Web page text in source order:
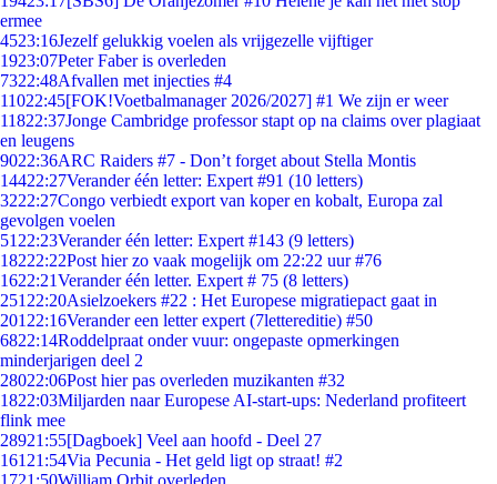
ermee
4523:16Jezelf gelukkig voelen als vrijgezelle vijftiger
1923:07Peter Faber is overleden
7322:48Afvallen met injecties #4
11022:45[FOK!Voetbalmanager 2026/2027] #1 We zijn er weer
11822:37Jonge Cambridge professor stapt op na claims over plagiaat
en leugens
9022:36ARC Raiders #7 - Don’t forget about Stella Montis
14422:27Verander één letter: Expert #91 (10 letters)
3222:27Congo verbiedt export van koper en kobalt, Europa zal
gevolgen voelen
51 22:23Verander één letter: Expert #143 (9 letters)
18222:22Post hier zo vaak mogelijk om 22:22 uur #76
1622:21Verander één letter. Expert # 75 (8 letters)
251 22:20Asielzoekers #22 : Het Europese migratiepact gaat in
201 22:16Verander een letter expert (7lettereditie) #50
6822:14Roddelpraat onder vuur: ongepaste opmerkingen
minderjarigen deel 2
28022:06Post hier pas overleden muzikanten #32
1822:03Miljarden naar Europese AI-start-ups: Nederland profiteert
flink mee
28921:55[Dagboek] Veel aan hoofd - Deel 27
161 21:54Via Pecunia - Het geld ligt op straat! #2
1721:50William Orbit overleden